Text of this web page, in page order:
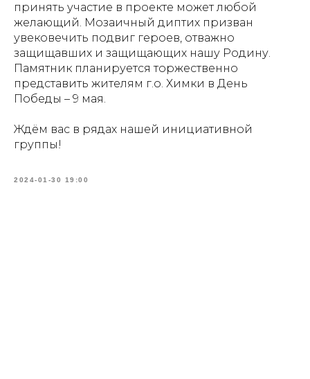
принять участие в проекте может любой
желающий. Мозаичный диптих призван
увековечить подвиг героев, отважно
защищавших и защищающих нашу Родину.
Памятник планируется торжественно
представить жителям г.о. Химки в День
Победы – 9 мая.
Ждём вас в рядах нашей инициативной
группы!
2024-01-30 19:00